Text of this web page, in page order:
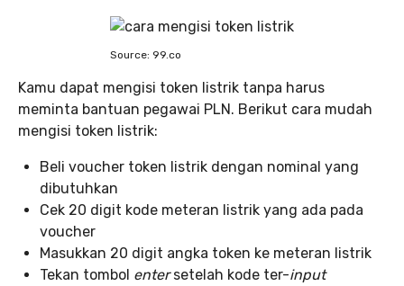
Source: 99.co
Kamu dapat mengisi token listrik tanpa harus
meminta bantuan pegawai PLN. Berikut cara mudah
mengisi token listrik:
Beli voucher token listrik dengan nominal yang
dibutuhkan
Cek 20 digit kode meteran listrik yang ada pada
voucher
Masukkan 20 digit angka token ke meteran listrik
Tekan tombol entersetelah kode ter-input